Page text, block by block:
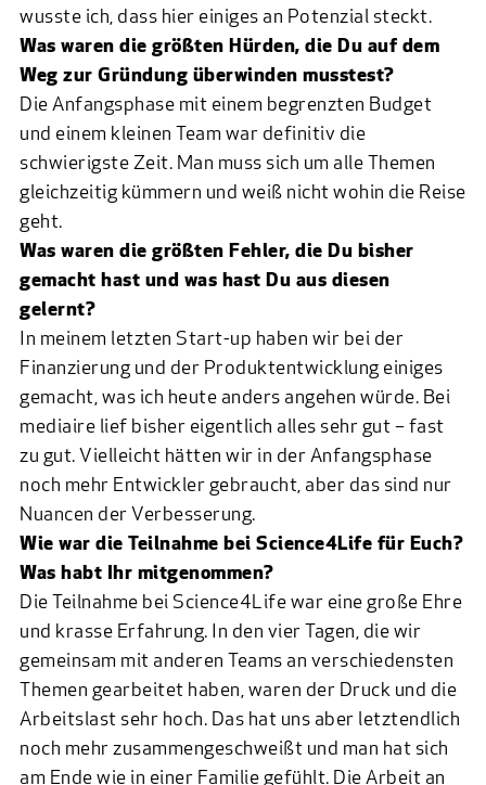
wusste ich, dass hier einiges an Potenzial steckt.
Was waren die größten Hürden, die Du auf dem
Weg zur Gründung überwinden musstest?
Die Anfangsphase mit einem begrenzten Budget
und einem kleinen Team war definitiv die
schwierigste Zeit. Man muss sich um alle Themen
gleichzeitig kümmern und weiß nicht wohin die Reise
geht.
Was waren die größten Fehler, die Du bisher
gemacht hast und was hast Du aus diesen
gelernt?
In meinem letzten Start-up haben wir bei der
Finanzierung und der Produktentwicklung einiges
gemacht, was ich heute anders angehen würde. Bei
mediaire lief bisher eigentlich alles sehr gut – fast
zu gut. Vielleicht hätten wir in der Anfangsphase
noch mehr Entwickler gebraucht, aber das sind nur
Nuancen der Verbesserung.
Wie war die Teilnahme bei Science4Life für Euch?
Was habt Ihr mitgenommen?
Die Teilnahme bei Science4Life war eine große Ehre
und krasse Erfahrung. In den vier Tagen, die wir
gemeinsam mit anderen Teams an verschiedensten
Themen gearbeitet haben, waren der Druck und die
Arbeitslast sehr hoch. Das hat uns aber letztendlich
noch mehr zusammengeschweißt und man hat sich
am Ende wie in einer Familie gefühlt. Die Arbeit an